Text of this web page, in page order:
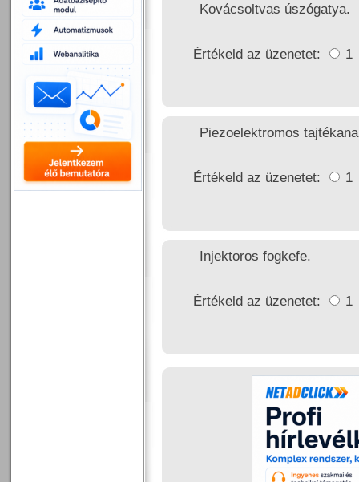
Kovácsoltvas úszógatya.
Értékeld az üzenetet: 1
Piezoelektromos
Értékeld az üzenetet: 1
Injektoros fogkefe.
Értékeld az üzenetet: 1